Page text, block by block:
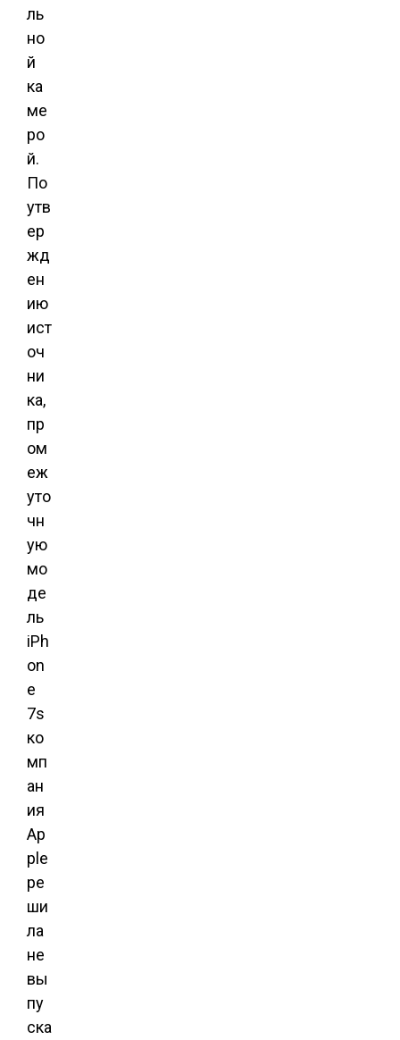
ль
но
й
ка
ме
ро
й.
По
утв
ер
жд
ен
ию
ист
оч
ни
ка,
пр
ом
еж
уто
чн
ую
мо
де
ль
iPh
on
e
7s
ко
мп
ан
ия
Ap
ple
ре
ши
ла
не
вы
пу
ска